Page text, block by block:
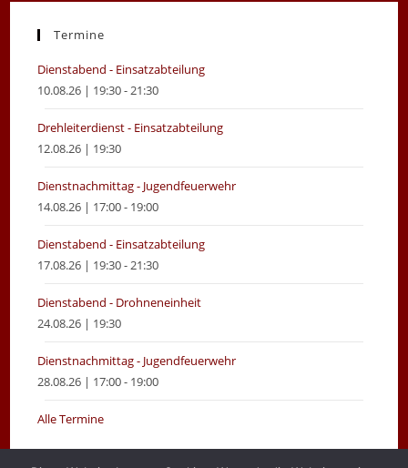
new
new
Termine
Dienstabend - Einsatzabteilung
10.08.26 | 19:30 - 21:30
Drehleiterdienst - Einsatzabteilung
12.08.26 | 19:30
Dienstnachmittag - Jugendfeuerwehr
14.08.26 | 17:00 - 19:00
Dienstabend - Einsatzabteilung
17.08.26 | 19:30 - 21:30
Dienstabend - Drohneneinheit
24.08.26 | 19:30
Dienstnachmittag - Jugendfeuerwehr
28.08.26 | 17:00 - 19:00
Alle Termine